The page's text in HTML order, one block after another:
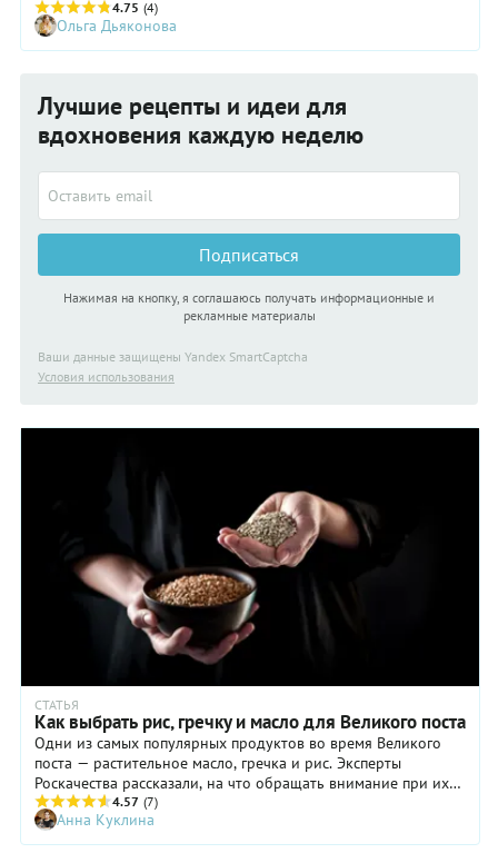
заработать дефицит витаминов и микроэлементов.
Рассказываем, на что обратить внимание, чтобы составить
полноценный рацион во время поста.
4.75 (4)
Ольга Дьяконова
Лучшие рецепты и идеи для
вдохновения каждую неделю
Подписаться
Нажимая на кнопку, я соглашаюсь получать информационные и
рекламные материалы
Ваши данные защищены Yandex SmartCaptcha
Условия использования
СТАТЬЯ
Как выбрать рис, гречку и масло для Великого поста
Одни из самых популярных продуктов во время Великого
поста — растительное масло, гречка и рис. Эксперты
Роскачества рассказали, на что обращать внимание при их
выборе.
4.57 (7)
Анна Куклина